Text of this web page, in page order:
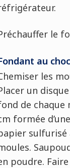
le
au
les
un
de chaque
formée
sulfurisé
poudre.